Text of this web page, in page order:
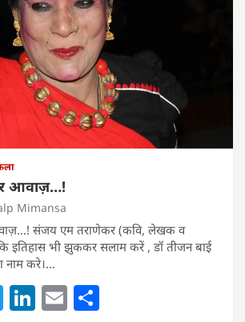
आवाज़…!
Mimansa
संजय एम तराणेकर (कवि, लेखक व
इतिहास भी झुककर सलाम करें , डॉ तीजन बाई
नाम करे।…
T Li E